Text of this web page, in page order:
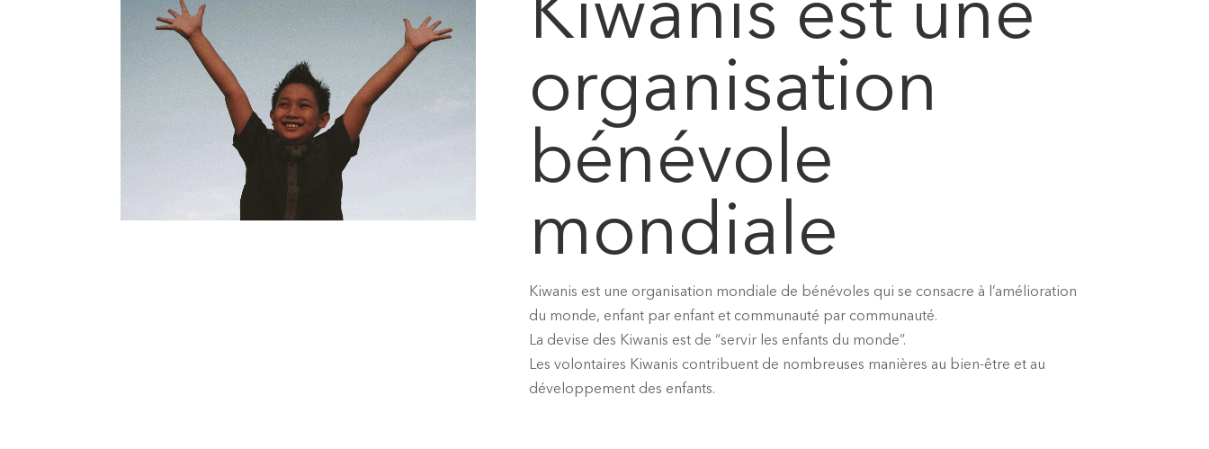
Kiwanis est une
organisation
bénévole
mondiale
Kiwanis est une organisation mondiale de bénévoles qui se consacre à l’amélioration
du monde, enfant par enfant et communauté par communauté.
La devise des Kiwanis est de “servir les enfants du monde”.
Les volontaires Kiwanis contribuent de nombreuses manières au bien-être et au
développement des enfants.